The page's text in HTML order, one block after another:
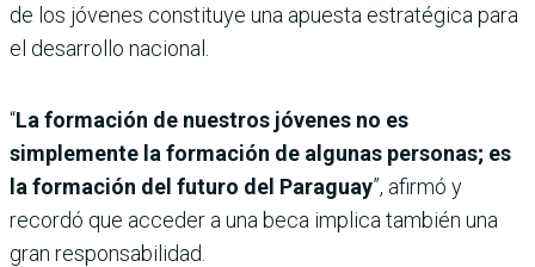
de los jóvenes constituye una apuesta estratégica para
el desarrollo nacional.
“La formación de nuestros jóvenes no es
simplemente la formación de algunas personas; es
la formación del futuro del Paraguay”, afirmó y
recordó que acceder a una beca implica también una
gran responsabilidad.